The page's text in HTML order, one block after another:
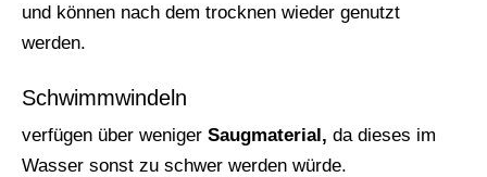
und können nach dem trocknen wieder genutzt
werden.
Schwimmwindeln
verfügen über weniger Saugmaterial, da dieses im
Wasser sonst zu schwer werden würde.